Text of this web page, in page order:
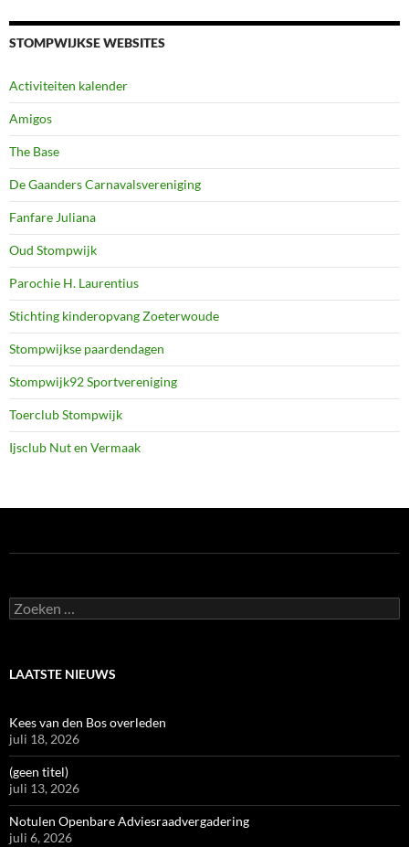
STOMPWIJKSE WEBSITES
Activiteiten kalender
Amigos
The Base
De Gaanders Carnavalsvereniging
Fanfare Juliana
Oud Stompwijk
Parochie H. Laurentius
Stichting kinderopvang Zoeterwoude
Stompwijkse paardendagen
Stompwijk92 Sportvereniging
Toerclub Stompwijk
Ijsclub Nut en Vermaak
Zoeken
naar:
LAATSTE NIEUWS
Kees van den Bos overleden
juli 18, 2026
(geen titel)
juli 13, 2026
Notulen Openbare Adviesraadvergadering
juli 6, 2026